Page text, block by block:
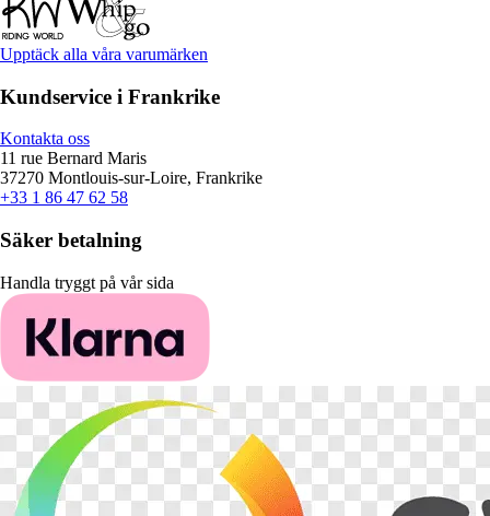
Upptäck alla våra varumärken
Kundservice i Frankrike
Kontakta oss
11 rue Bernard Maris
37270 Montlouis-sur-Loire, Frankrike
+33 1 86 47 62 58
Säker betalning
Handla tryggt på vår sida